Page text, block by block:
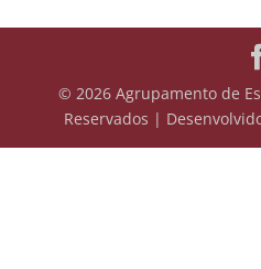
© 2026 Agrupamento de
Reservados |